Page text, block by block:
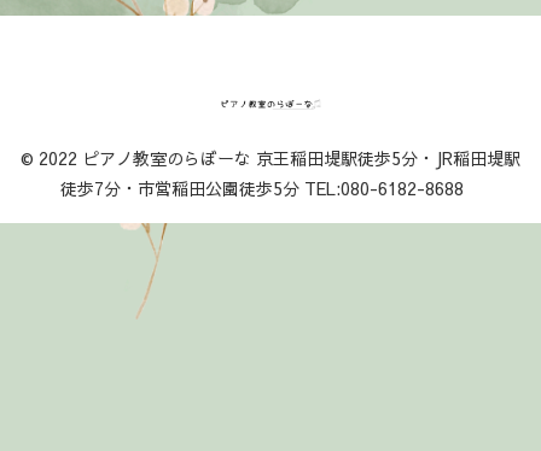
© 2022 ピアノ教室のらぼーな 京王稲田堤駅徒歩5分・JR稲田堤駅
徒歩7分・市営稲田公園徒歩5分 TEL:080-6182-8688